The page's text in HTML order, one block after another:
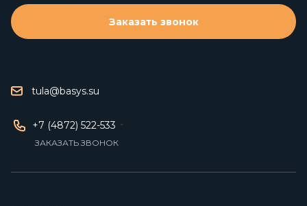
tula@basys.su
+7 (4872) 522-533
ЗАКАЗАТЬ ЗВОНОК
Заказать звонок